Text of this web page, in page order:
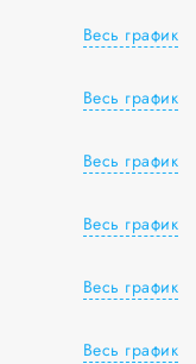
Весь график
Весь график
Весь график
Весь график
Весь график
Весь график